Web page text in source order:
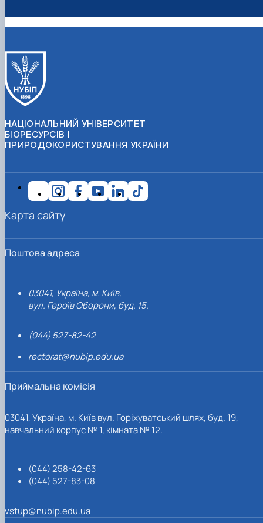
НАЦІОНАЛЬНИЙ УНІВЕРСИТЕТ
БІОРЕСУРСІВ І
ПРИРОДОКОРИСТУВАННЯ УКРАЇНИ
Поштова адреса
03041, Україна, м. Київ,
вул. Героїв Оборони, буд. 15.
(044) 527-82-42
rectorat@nubip.edu.ua
Приймальна комісія
03041, Україна, м. Київ вул. Горіхуватський шлях, буд. 19,
навчальний корпус № 1, кімната № 12.
(044) 258-42-63
(044) 527-83-08
vstup@nubip.edu.ua
Карта сайту